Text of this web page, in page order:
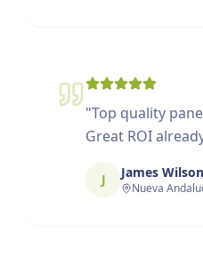
"Top quality
Great ROI
J James Wilson
Nueva